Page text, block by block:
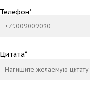
Телефон*
Цитата*